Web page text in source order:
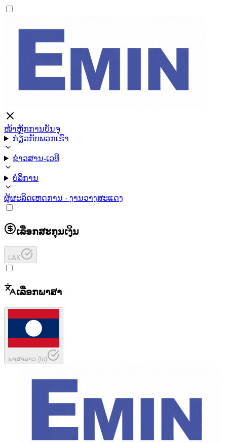
ໜ້າຫຼັກການບັນຈຸ
ກ່ຽວກັບພວກເຮົາ
ຂ່າວສານ-ເວທີ
ບໍລິການ
ຜູ້ຜະລິດເຫດການ - ງານວາງສະແດງ
ເລືອກສະກຸນເງິນ
LAK
ເລືອກພາສາ
ພາສາລາວ (lo)